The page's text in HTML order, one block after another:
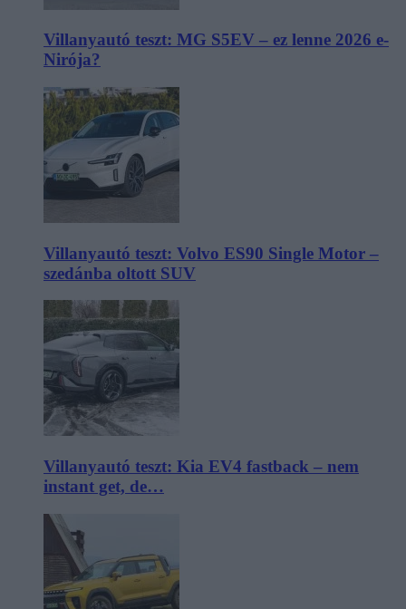
Villanyautó teszt: MG S5EV – ez lenne 2026 e-
Nirója?
Villanyautó teszt: Volvo ES90 Single Motor –
szedánba oltott SUV
Villanyautó teszt: Kia EV4 fastback – nem
instant get, de…